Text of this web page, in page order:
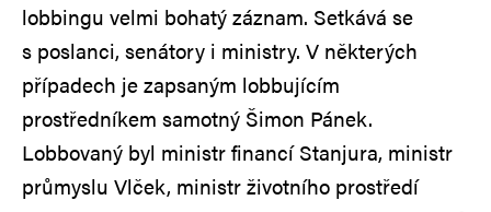
lobbingu velmi bohatý záznam. Setkává se
s poslanci, senátory i ministry. V některých
případech je zapsaným lobbujícím
prostředníkem samotný Šimon Pánek.
Lobbovaný byl ministr financí Stanjura, ministr
průmyslu Vlček, ministr životního prostředí